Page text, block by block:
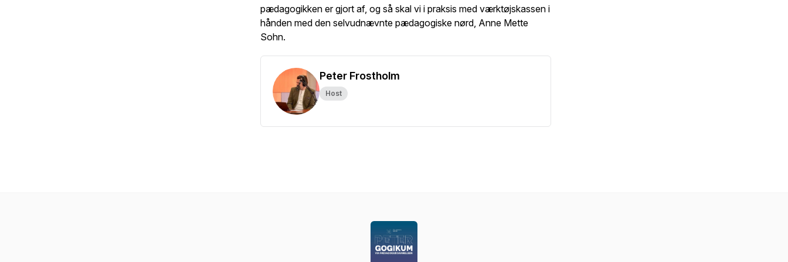
pædagogikken er gjort af, og så skal vi i praksis med værktøjskassen i
hånden med den selvudnævnte pædagogiske nørd, Anne Mette
Sohn.
Peter Frostholm
Host